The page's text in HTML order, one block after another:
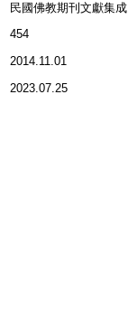
民國佛教期刊文獻集
454
2014.11.01
2023.07.25